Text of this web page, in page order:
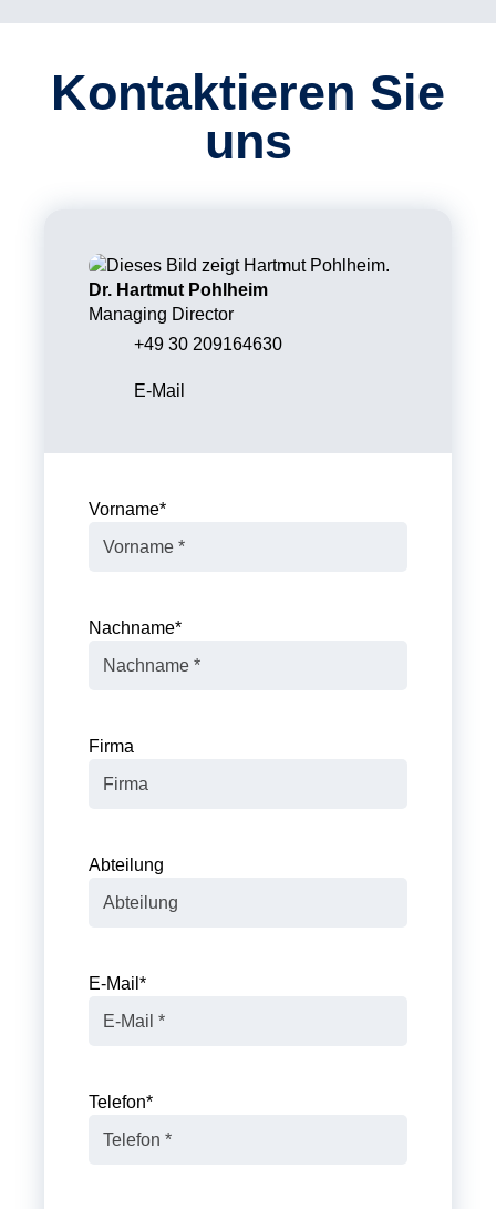
Kontaktieren Sie
uns
Dr. Hartmut Pohlheim
Managing Director
+49 30 209164630
E-Mail
Vorname*
Nachname*
Firma
Abteilung
E-Mail *
Telefon*